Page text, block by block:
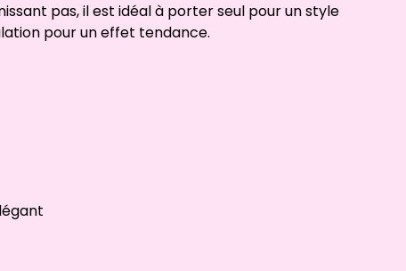
pas, il est idéal à porter seul pour un style
pour un effet tendance.